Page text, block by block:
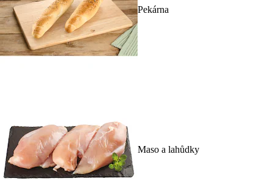
Pekárna
Maso a lahůdky